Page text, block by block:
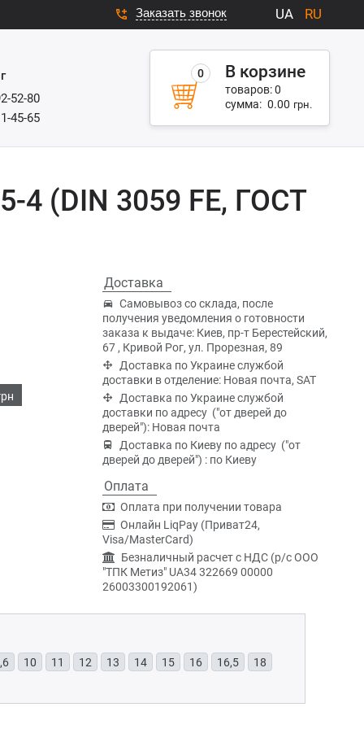
Заказать звонок UA RU
52-80
45-65
0 В корзине
товаров:0
сумма: 0.00 грн.
4 (DIN 3059 FE, ГОСТ
Доставка
Самовывоз со склада, после
получения уведомления о готовности
заказа к выдаче: Киев, пр-т Берестейский,
67 , Кривой Рог, ул. Прорезная, 89
Доставка по Украине службой
доставки в отделение: Новая почта, SAT
Доставка по Украине службой
доставки по адресу ("от дверей до
дверей"): Новая почта
Доставка по Киеву по адресу ("от
дверей до дверей") : по Киеву
Оплата
Оплата при получении товара
Онлайн LiqPay (Приват24,
Visa/MasterCard)
Безналичный расчет с НДС (р/c ООО
"ТПК Метиз" UA34 322669 00000
26003300192061)
10 11 12 13 14 15 16 16,5
18